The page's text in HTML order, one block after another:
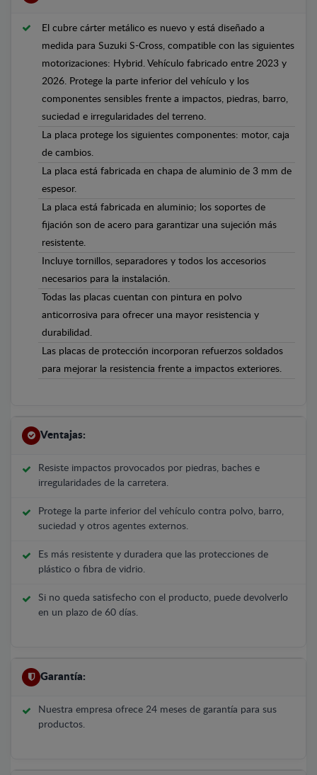
El cubre cárter metálico es nuevo y está diseñado a
medida para Suzuki S-Cross, compatible con las siguientes
motorizaciones: Hybrid. Vehículo fabricado entre 2023 y
2026. Protege la parte inferior del vehículo y los
componentes sensibles frente a impactos, piedras, barro,
suciedad e irregularidades del terreno.
La placa protege los siguientes componentes: motor, caja
de cambios.
La placa está fabricada en chapa de aluminio de 3 mm de
espesor.
La placa está fabricada en aluminio; los soportes de
fijación son de acero para garantizar una sujeción más
resistente.
Incluye tornillos, separadores y todos los accesorios
necesarios para la instalación.
Todas las placas cuentan con pintura en polvo
anticorrosiva para ofrecer una mayor resistencia y
durabilidad.
Las placas de protección incorporan refuerzos soldados
para mejorar la resistencia frente a impactos exteriores.
Ventajas:
Resiste impactos provocados por piedras, baches e
irregularidades de la carretera.
Protege la parte inferior del vehículo contra polvo, barro,
suciedad y otros agentes externos.
Es más resistente y duradera que las protecciones de
plástico o fibra de vidrio.
Si no queda satisfecho con el producto, puede devolverlo
en un plazo de 60 días.
Garantía:
Nuestra empresa ofrece 24 meses de garantía para sus
productos.